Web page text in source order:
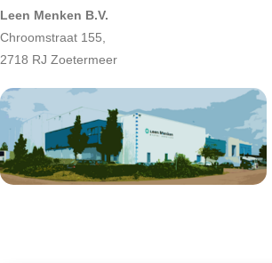
Leen Menken B.V.
Chroomstraat 155,
2718 RJ Zoetermeer